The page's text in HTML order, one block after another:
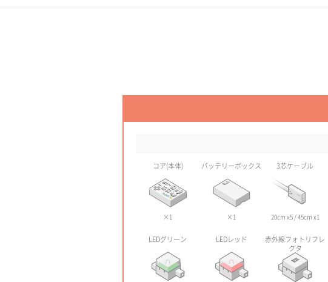
コア(本体)
×1
バッテリーボックス
×1
3芯ケーブル
20cm x5 / 45cm x1
LEDグリーン LEDレッド
赤外線フォトリフレ
クタ